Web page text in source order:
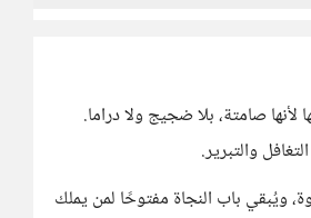
صامتة، بلا ضجيج ولا دراما.
والتبرير.
ويُبقي باب النجاة مفتوحًا لمن يملك